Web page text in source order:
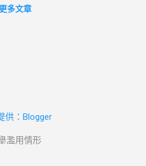
更多文章
供：Blogger
濫用情形